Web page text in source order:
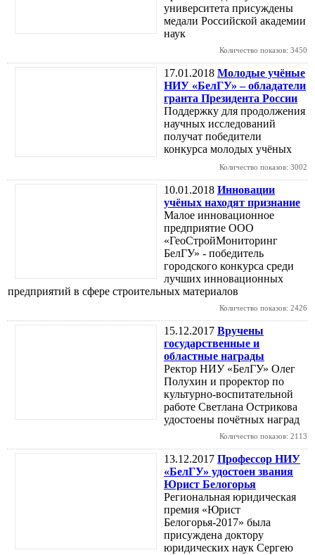
университета присуждены
медали Российской академии
наук
Количество показов: 3450
17.01.2018 Молодые учёные
НИУ «БелГУ» – обладатели
гранта Президента России
Поддержку для продолжения
научных исследований
получат победители
конкурса молодых учёных
Количество показов: 3002
10.01.2018 Инновации
учёных находят признание
Малое инновационное
предприятие ООО
«ГеоСтройМониторинг
БелГУ» - победитель
городского конкурса среди
лучших инновационных
предприятий в сфере строительных материалов
Количество показов: 2426
15.12.2017 Вручены
государственные и
областные награды
Ректор НИУ «БелГУ» Олег
Полухин и проректор по
культурно-воспитательной
работе Светлана Острикова
удостоены почётных наград
Количество показов: 2113
13.12.2017 Профессор НИУ
«БелГУ» удостоен звания
Юрист Белогорья
Региональная юридическая
премия «Юрист
Белогорья-2017» была
присуждена доктору
юридических наук Сергею